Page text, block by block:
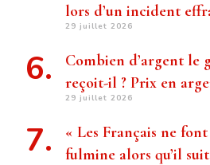
lors d’un incident
29 juillet 2026
Combien d’argent le
reçoit-il ? Prix ​​en
29 juillet 2026
« Les Français ne
fulmine alors qu’il